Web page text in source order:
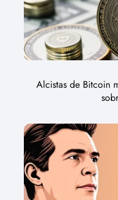
Alcistas de Bitcoin